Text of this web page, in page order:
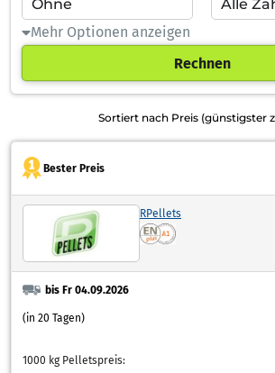
Mehr Optionen anzeigen
Rechnen
Sortiert nach Preis (günstigster
Bester Preis
RPellets
bis Fr 04.09.2026
(in 20 Tagen)
1000 kg Pelletspreis: